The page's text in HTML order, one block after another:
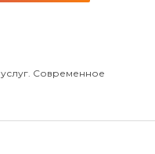
Современное